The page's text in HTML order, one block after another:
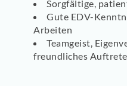
Sorgfältige,
Gute EDV-
Arbeiten
Teamgeist,
freundliches